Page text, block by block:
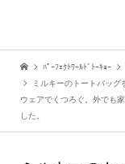
ﾊﾟｰﾌｪｸﾄﾜｰﾙﾄﾞﾄｰｷｮｰ
ミルキーのトートバッ
ウェアでくつろぐ。外でも
した。